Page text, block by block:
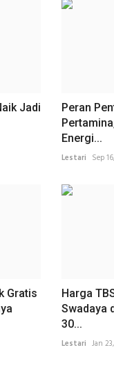
Jadi
Peran
Energi...
Lestari Sep
Gratis
Harga
Swadaya
30...
Lestari Jan